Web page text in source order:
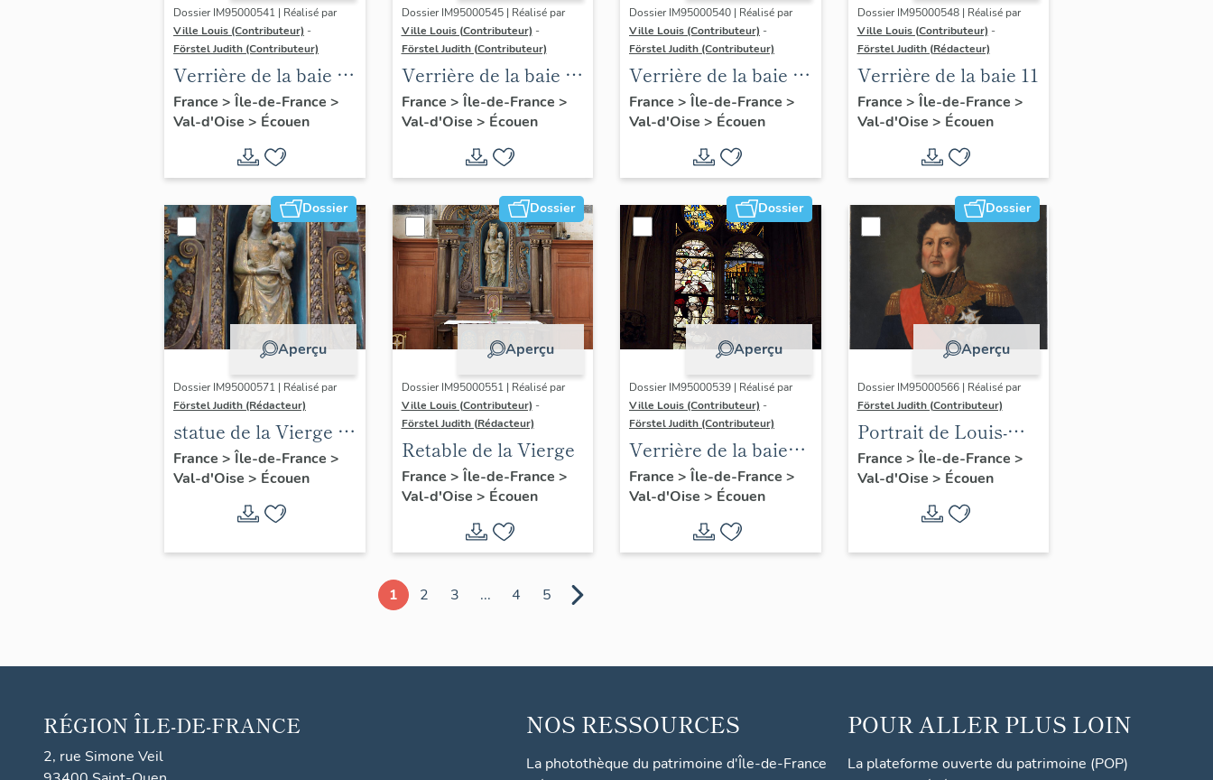
Dossier IM95000541 | Réalisé par
Ville Louis (Contributeur) -
Förstel Judith (Contributeur)
Verrière de la baie 2 :
scènes de la Passion,
avec donatrices
France > Île-de-France >
Val-d'Oise > Écouen
Dossier IM95000545 | Réalisé par
Ville Louis (Contributeur) -
Förstel Judith (Contributeur)
Verrière de la baie 6 :
Pietà et donateurs
France > Île-de-France >
Val-d'Oise > Écouen
Dossier IM95000540 | Réalisé par
Ville Louis (Contributeur) -
Förstel Judith (Contributeur)
Verrière de la baie 1 :
scènes de la Passion,
avec donateurs
France > Île-de-France >
Val-d'Oise > Écouen
Dossier IM95000548 | Réalisé par
Ville Louis (Contributeur) -
Förstel Judith (Rédacteur)
Verrière de la baie 11
France > Île-de-France >
Val-d'Oise > Écouen
Dossier
Aperçu
Dossier IM95000571 | Réalisé par
Förstel Judith (Rédacteur)
statue de la Vierge à
l'Enfant, XIVe siècle
France > Île-de-France >
Val-d'Oise > Écouen
Dossier
Aperçu
Dossier IM95000551 | Réalisé par
Ville Louis (Contributeur) -
Förstel Judith (Rédacteur)
Retable de la Vierge
France > Île-de-France >
Val-d'Oise > Écouen
Dossier
Aperçu
Dossier IM95000539 | Réalisé par
Ville Louis (Contributeur) -
Förstel Judith (Contributeur)
Verrière de la baie
d'axe
France > Île-de-France >
Val-d'Oise > Écouen
Dossier
Aperçu
Dossier IM95000566 | Réalisé par
Förstel Judith (Contributeur)
Portrait de Louis-
Philippe
France > Île-de-France >
Val-d'Oise > Écouen
1 2 3 ... 4 5
RÉGION ÎLE-DE-FRANCE
2, rue Simone Veil
NOS RESSOURCES
La photothèque du patrimoine d'Île-de-France
POUR ALLER PLUS LOIN
La plateforme ouverte du patrimoine (POP)